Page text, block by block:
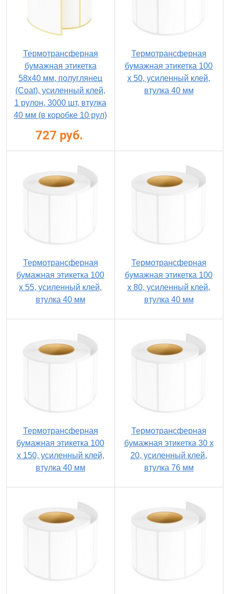
Термотрансферная
бумажная этикетка
58х40 мм, полуглянец
(Coat), усиленный клей,
1 рулон, 3000 шт, втулка
40 мм (в коробке 10 рул)
727 руб.
Термотрансферная
бумажная этикетка 100
х 50, усиленный клей,
втулка 40 мм
Термотрансферная
бумажная этикетка 100
х 55, усиленный клей,
втулка 40 мм
Термотрансферная
бумажная этикетка 100
х 80, усиленный клей,
втулка 40 мм
Термотрансферная
бумажная этикетка 100
х 150, усиленный клей,
втулка 40 мм
Термотрансферная
бумажная этикетка 30 х
20, усиленный клей,
втулка 76 мм